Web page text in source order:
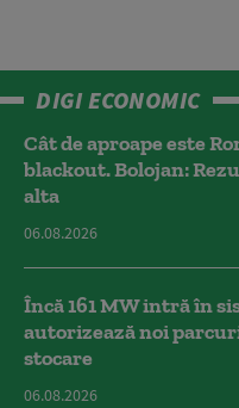
DIGI ECONOMIC
Cât de aproape este
blackout. Bolojan:
alta
06.08.2026
Încă 161 MW intră în
autorizează noi
stocare
06.08.2026